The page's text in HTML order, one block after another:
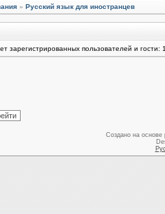
» Русский язык для иностранцев
зарегистрированных пользователей и гости:
Создано на основе